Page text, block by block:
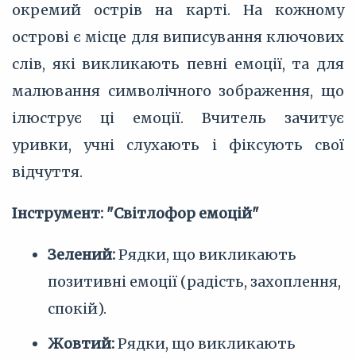
окремий острів на карті. На кожному
острові є місце для виписування ключових
слів, які викликають певні емоції, та для
малювання символічного зображення, що
ілюструє ці емоції. Вчитель зачитує
уривки, учні слухають і фіксують свої
відчуття.
Інструмент: "Світлофор емоцій"
Зелений:Рядки, що викликають
позитивні емоції (радість, захоплення,
спокій).
Жовтий:Рядки, що викликають